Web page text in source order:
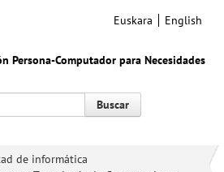
Persona-Computador para Necesidades
Euskara English
Buscar
de informática